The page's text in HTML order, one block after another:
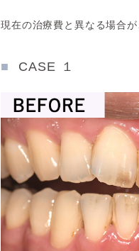
現在の治療費と異なる場合
CASE １